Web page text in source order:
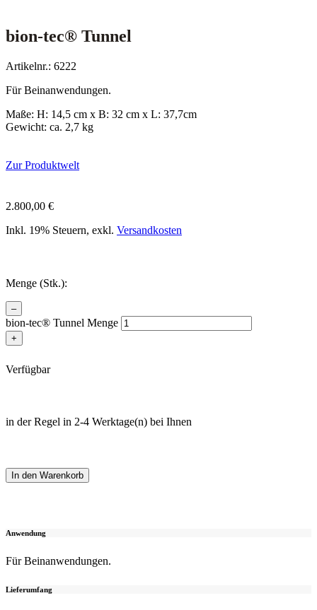
bion-tec® Tunnel
Artikelnr.: 6222
Für Beinanwendungen.
Maße: H: 14,5 cm x B: 32 cm x L: 37,7cm
Gewicht: ca. 2,7 kg
Zur Produktwelt
2.800,00 €
Inkl. 19% Steuern, exkl. Versandkosten
Menge (Stk.):
–
bion-tec® Tunnel Menge
+
Verfügbar
in der Regel in 2-4 Werktage(n) bei Ihnen
In den Warenkorb
Anwendung
Für Beinanwendungen.
Lieferumfang